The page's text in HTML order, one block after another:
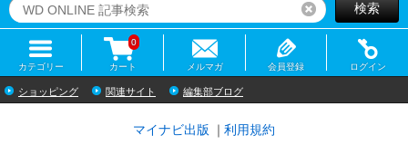
リセット検索
カテゴリー カート
0
メルマガ 会員登録 ログイン
ショッピング 関連サイト 編集部ブログ
マイナビ出版
利用規約